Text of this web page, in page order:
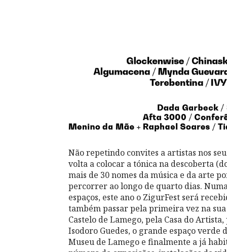
Não repetindo convites a artistas nos
volta a colocar a tónica na descoberta
mais de 30 nomes da música e da arte
percorrer ao longo de quarto dias.
espaços, este ano o ZigurFest será
também passar pela primeira vez na
Castelo de Lamego, pela Casa do
Isodoro Guedes, o grande espaço verde
Museu de Lamego e finalmente a já